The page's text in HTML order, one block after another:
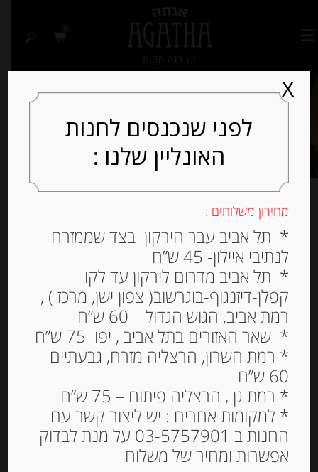
מציג את כל 8 התוצאות
למיין לפי פופולריות
לפני שנכנסים לחנות
האונליין שלנו :
מחירון משלוחים :
* תל אביב עבר הירקון בצד שממזרח
לנתיבי איילון- 45 ש”ח
* תל אביב מדרום לירקון עד לקו
קפלן-דיזנגוף-בוגרשוב( צפון ישן, מרכז ) ,
רמת אביב, הגוש הגדול – 60 ש”ח
* שאר האזורים בתל אביב , יפו 75 ש”ח
* רמת השרון, הרצליה מזרח, גבעתיים –
60 ש”ח
* רמת גן , הרצליה פיתוח – 75 ש”ח
* למקומות אחרים : יש ליצור קשר עם
החנות ב 03-5757901 על מנת לבדוק
אפשרות ומחיר של משלוח
X